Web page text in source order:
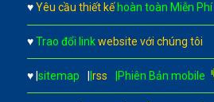
♥ Yêu cầu thiết kế hoàn toàn Miễn Phí
♥ Trao đổi link website với chúng tôi
♥ |sitemap |rss |Phiên Bản mobile